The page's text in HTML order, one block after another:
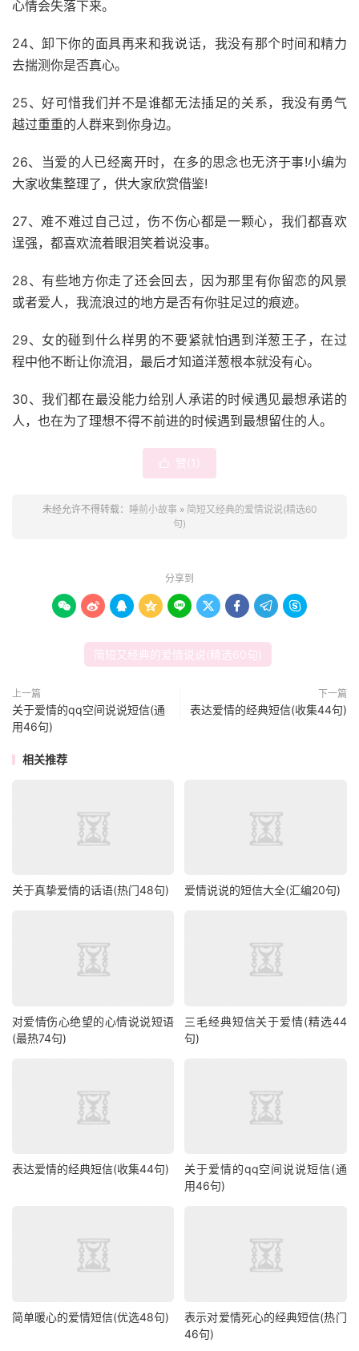
心情会失落下来。
24、卸下你的面具再来和我说话，我没有那个时间和精力
去揣测你是否真心。
25、好可惜我们并不是谁都无法插足的关系，我没有勇气
越过重重的人群来到你身边。
26、当爱的人已经离开时，在多的思念也无济于事!小编为
大家收集整理了，供大家欣赏借鉴!
27、难不难过自己过，伤不伤心都是一颗心，我们都喜欢
逞强，都喜欢流着眼泪笑着说没事。
28、有些地方你走了还会回去，因为那里有你留恋的风景
或者爱人，我流浪过的地方是否有你驻足过的痕迹。
29、女的碰到什么样男的不要紧就怕遇到洋葱王子，在过
程中他不断让你流泪，最后才知道洋葱根本就没有心。
30、我们都在最没能力给别人承诺的时候遇见最想承诺的
人，也在为了理想不得不前进的时候遇到最想留住的人。
 赞(1 )
未经允许不得转载： 睡前小故事» 简短又经典的爱情说说(精选60
句)
分享到
        
简短又经典的爱情说说(精选60句)
上一篇
关于爱情的qq空间说说短信(通
用46句)
下一篇
表达爱情的经典短信(收集44句)
相关推荐
关于真挚爱情的话语(热门48句) 爱情说说的短信大全(汇编20句)
对爱情伤心绝望的心情说说短语
(最热74句)
三毛经典短信关于爱情(精选44
句)
表达爱情的经典短信(收集44句)
关于爱情的qq空间说说短信(通
用46句)
简单暖心的爱情短信(优选48句)
表示对爱情死心的经典短信(热门
46句)